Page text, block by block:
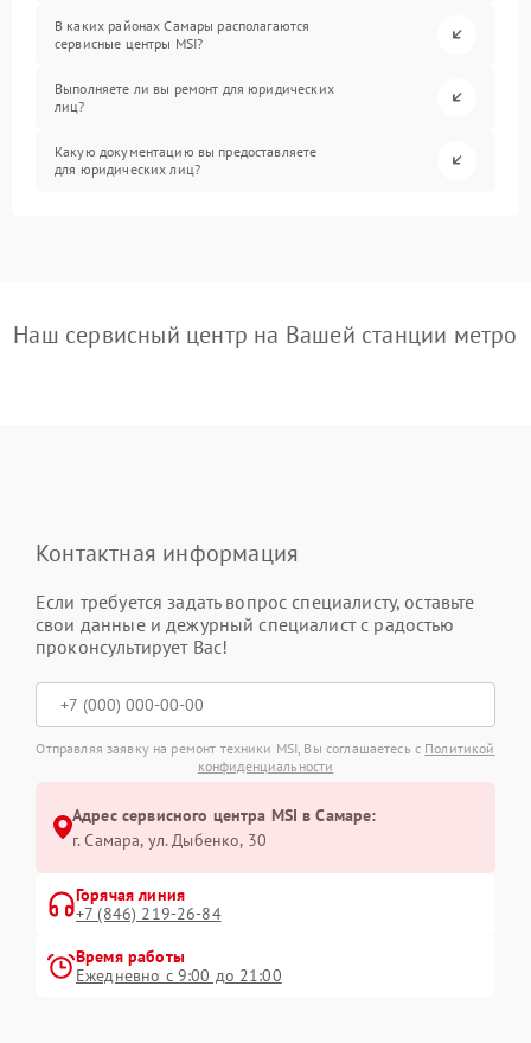
В каких районах Самары располагаются
сервисные центры MSI?
Выполняете ли вы ремонт для юридических
лиц?
Какую документацию вы предоставляете
для юридических лиц?
Наш сервисный центр на Вашей станции метро
Контактная информация
Если требуется задать вопрос специалисту, оставьте
свои данные и дежурный специалист с радостью
проконсультирует Вас!
Отправляя заявку на ремонт техники MSI, Вы соглашаетесь с Политикой
конфиденциальности
Адрес сервисного центра MSI в Самаре:
г. Самара, ул. Дыбенко, 30
Горячая линия
+7 (846) 219-26-84
Время работы
Ежедневно с 9:00 до 21:00